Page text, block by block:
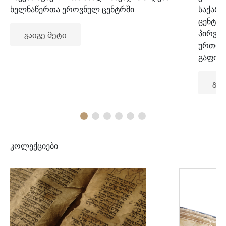
ხელნაწერთა ეროვნულ ცენტრში
გაიგე მეტი
კოლექციები